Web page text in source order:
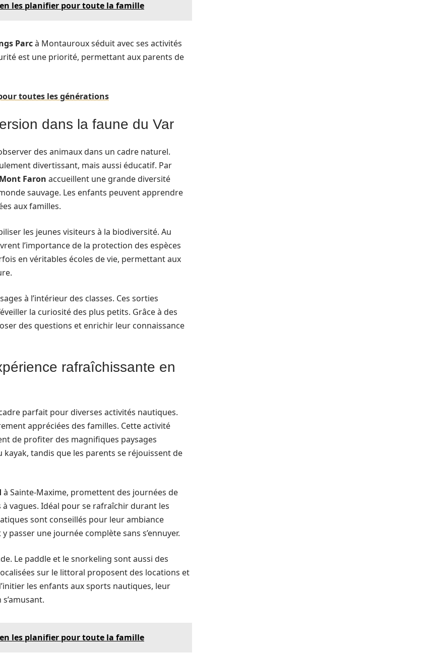
les planifier pour toute la famille
Parcà Montauroux séduit avec ses activités
est une priorité, permettant aux parents de
toutes les générations
dans la faune du Var
des animaux dans un cadre naturel.
divertissant, mais aussi éducatif. Par
Faron accueillent une grande diversité
sauvage. Les enfants peuvent apprendre
aux familles.
les jeunes visiteurs à la biodiversité. Au
l’importance de la protection des espèces
en véritables écoles de vie, permettant aux
à l’intérieur des classes. Ces sorties
la curiosité des plus petits. Grâce à des
des questions et enrichir leur connaissance
rafraîchissante en
parfait pour diverses activités nautiques.
appréciées des familles. Cette activité
de profiter des magnifiques paysages
tandis que les parents se réjouissent de
à Sainte-Maxime, promettent des journées de
vagues. Idéal pour se rafraîchir durant les
sont conseillés pour leur ambiance
passer une journée complète sans s’ennuyer.
Le paddle et le snorkeling sont aussi des
sur le littoral proposent des locations et
les enfants aux sports nautiques, leur
les planifier pour toute la famille